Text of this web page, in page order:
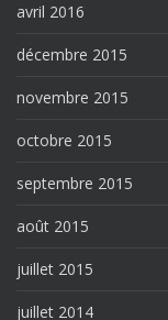
avril 2016
décembre 2015
novembre 2015
octobre 2015
septembre 2015
août 2015
juillet 2015
juillet 2014